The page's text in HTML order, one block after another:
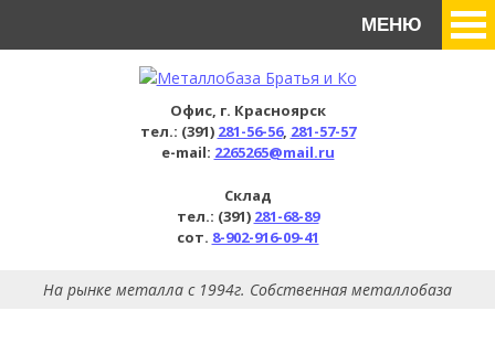
Офис, г. Красноярск
тел.: (391) 281-56-56, 281-57-57
e-mail: 2265265@mail.ru
Склад
тел.: (391) 281-68-89
сот. 8-902-916-09-41
На рынке металла с 1994г. Собственная металлобаза
МЕНЮ